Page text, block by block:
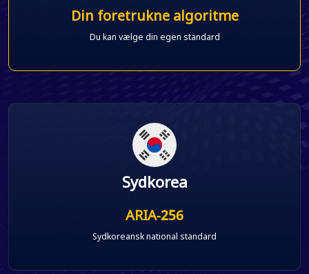
Din foretrukne algoritme
Du kan vælge din egen standard
Sydkorea
ARIA-256
Sydkoreansk national standard